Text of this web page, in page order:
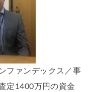
ファンデックス／事
定1400万円の資金